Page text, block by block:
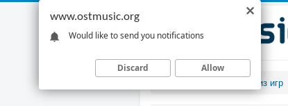
Музыка из игр
www.ostmusic.org
Would like to send you notifications
Discard Allow